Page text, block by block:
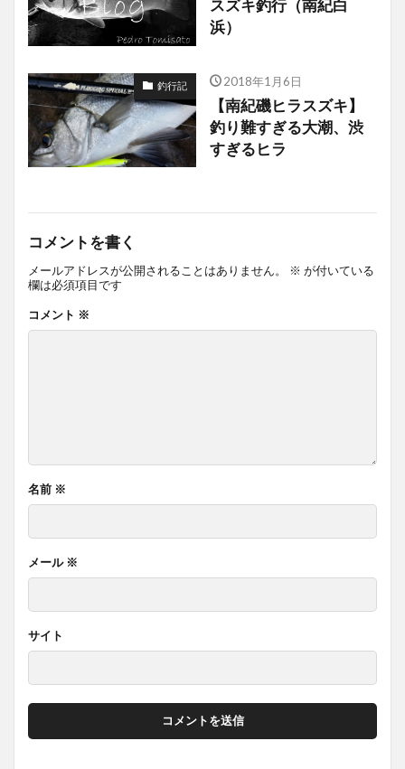
スズキ釣行（南紀白
浜）
釣行記 2018年1月6日
【南紀磯ヒラスズキ】
釣り難すぎる大潮、渋
すぎるヒラ
コメントを書く
メールアドレスが公開されることはありません。 ※ が付いている
欄は必須項目です
コメント ※
名前 ※
メール ※
サイト